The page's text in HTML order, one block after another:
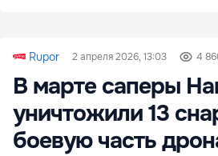
Rupor 2 апреля 2026, 13:03 4
В марте саперы
уничтожили 13
боевую часть